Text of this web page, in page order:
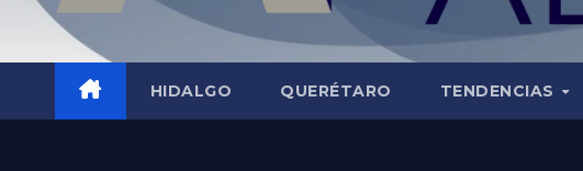
HIDALGO QUERÉTARO TENDENCIAS